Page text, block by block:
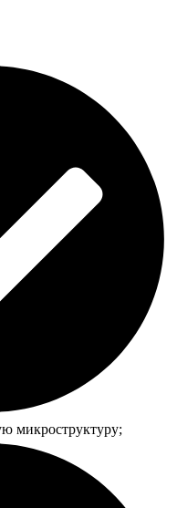
микроструктуру;